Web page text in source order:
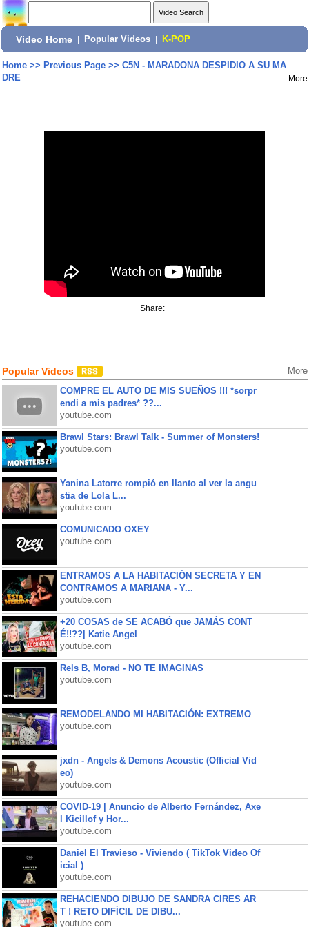
Video Home Popular Videos K-POP
Home>> Previous Page>> C5N - MARADONA DESPIDIO A SU MA
DRE
More
Share:
Popular Videos More
COMPRE EL AUTO DE MIS SUEÑOS !!! *sorpr
endi a mis padres* ??...
youtube.com
Brawl Stars: Brawl Talk - Summer of Monsters!
youtube.com
Yanina Latorre rompió en llanto al ver la angu
stia de Lola L...
youtube.com
COMUNICADO OXEY
youtube.com
ENTRAMOS A LA HABITACIÓN SECRETA Y EN
CONTRAMOS A MARIANA - Y...
youtube.com
+20 COSAS de SE ACABÓ que JAMÁS CONT
É!!??| Katie Angel
youtube.com
Rels B, Morad - NO TE IMAGINAS
youtube.com
REMODELANDO MI HABITACIÓN: EXTREMO
youtube.com
jxdn - Angels & Demons Acoustic (Official Vid
eo)
youtube.com
COVID-19 | Anuncio de Alberto Fernández, Axe
l Kicillof y Hor...
youtube.com
Daniel El Travieso - Viviendo ( TikTok Video Of
icial )
youtube.com
REHACIENDO DIBUJO DE SANDRA CIRES AR
T ! RETO DIFÍCIL DE DIBU...
youtube.com